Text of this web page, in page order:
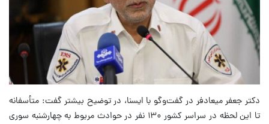
دکتر جعفر میعادفر در گفت‌وگو با ایسنا، در توضیح بیشتر گفت: متأسفانه
تا این لحظه در سراسر کشور ۱۳۰ نفر در حوادث مربوط به چهارشنبه سوری